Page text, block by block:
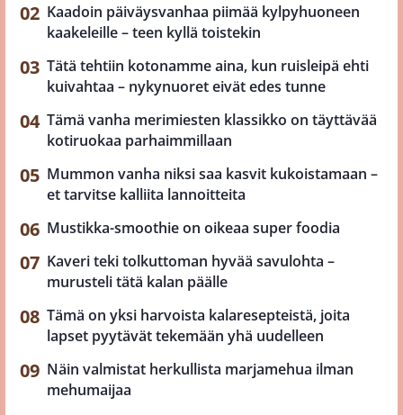
Kaadoin päiväysvanhaa piimää kylpyhuoneen
kaakeleille – teen kyllä toistekin
Tätä tehtiin kotonamme aina, kun ruisleipä ehti
kuivahtaa – nykynuoret eivät edes tunne
Tämä vanha merimiesten klassikko on täyttävää
kotiruokaa parhaimmillaan
Mummon vanha niksi saa kasvit kukoistamaan –
et tarvitse kalliita lannoitteita
Mustikka-smoothie on oikeaa super foodia
Kaveri teki tolkuttoman hyvää savulohta –
murusteli tätä kalan päälle
Tämä on yksi harvoista kalaresepteistä, joita
lapset pyytävät tekemään yhä uudelleen
Näin valmistat herkullista marjamehua ilman
mehumaijaa